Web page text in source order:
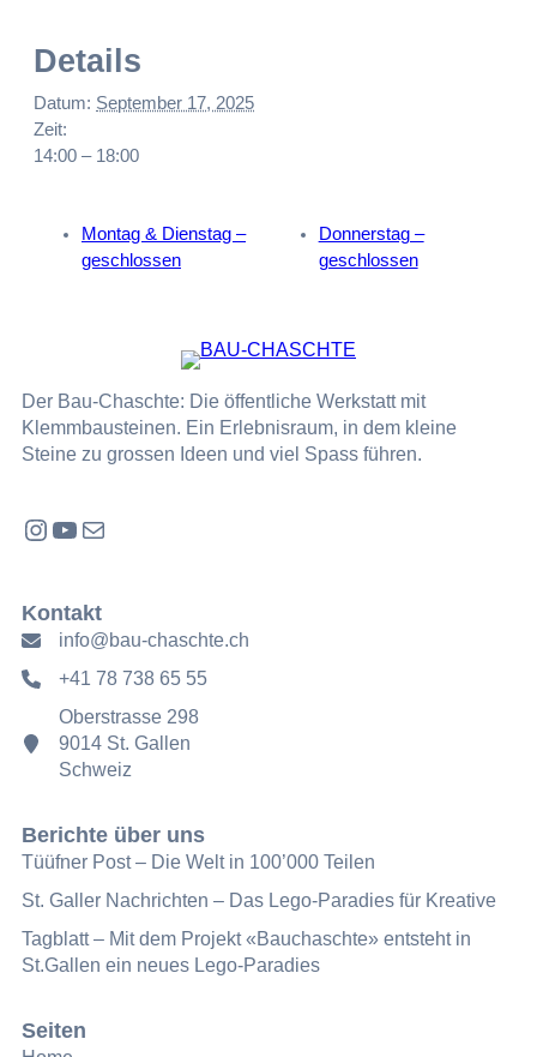
Details
Datum: September 17, 2025
Zeit:
14:00 – 18:00
Montag & Dienstag –
geschlossen
Donnerstag –
geschlossen
Der Bau-Chaschte: Die öffentliche Werkstatt mit
Klemmbausteinen. Ein Erlebnisraum, in dem kleine
Steine zu grossen Ideen und viel Spass führen.
Instagram YouTube E-Mail
Kontakt
info@bau-chaschte.ch
+41 78 738 65 55
Oberstrasse 298
9014 St. Gallen
Schweiz
Berichte über uns
Tüüfner Post – Die Welt in 100’000 Teilen
St. Galler Nachrichten – Das Lego-Paradies für Kreative
Tagblatt – Mit dem Projekt «Bauchaschte» entsteht in
St.Gallen ein neues Lego-Paradies
Seiten